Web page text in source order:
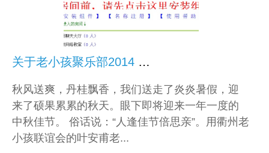
关于老小孩聚乐部2014 年中秋网络联欢晚会的通告
秋风送爽，丹桂飘香，我们送走了炎炎暑假，迎
来了硕果累累的秋天。眼下即将迎来一年一度的
中秋佳节。 俗话说：“人逢佳节倍思亲”。用衢州老
小孩联谊会的叶安甫老...